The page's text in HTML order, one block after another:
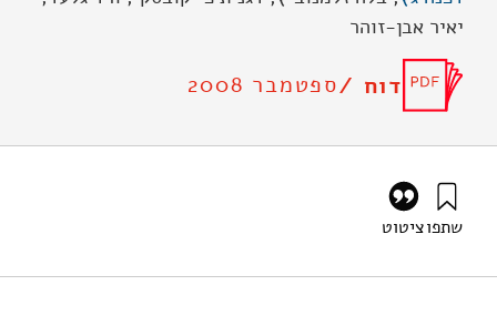
יאיר אבן-זוהר
דוח /ספטמבר 2008
שתפוציטוט